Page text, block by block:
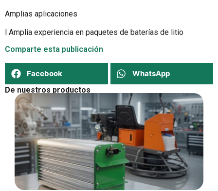
Amplias aplicaciones
l Amplia experiencia en paquetes de baterías de litio
Comparte esta publicación
Facebook
WhatsApp
De nuestros productos